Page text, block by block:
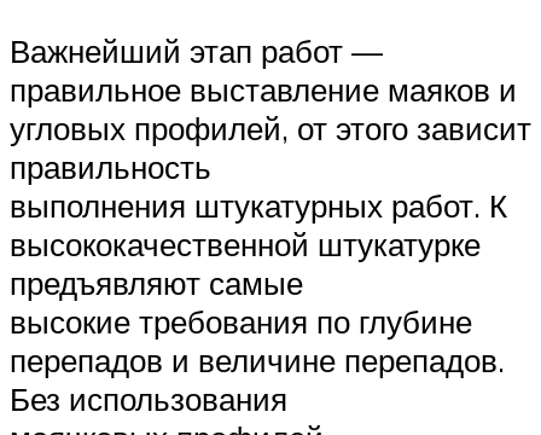
Важнейший этап работ —
правильное выставление маяков и
угловых профилей, от этого зависит
правильность
выполнения штукатурных работ. К
высококачественной штукатурке
предъявляют самые
высокие требования по глубине
перепадов и величине перепадов.
Без использования